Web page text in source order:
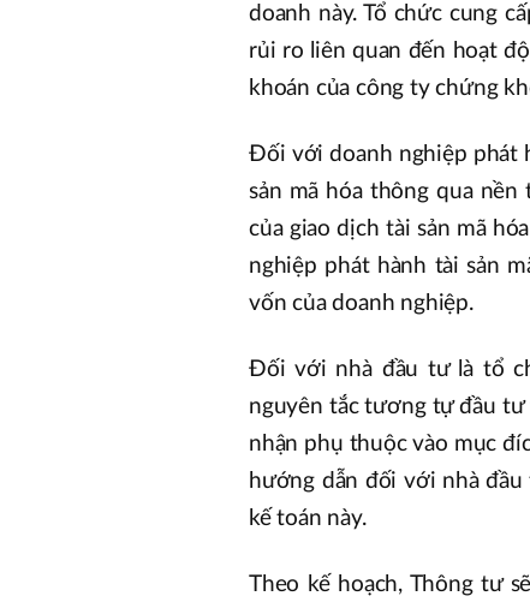
doanh này. Tổ chức cung
rủi ro liên quan đến hoạt
khoán của công ty chứng
Đối với doanh nghiệp phát
sản mã hóa thông qua nền
của giao dịch tài sản mã
nghiệp phát hành tài sản
vốn của doanh nghiệp.
Đối với nhà đầu tư là tổ
nguyên tắc tương tự đầu tư
nhận phụ thuộc vào mục
hướng dẫn đối với nhà
kế toán này.
Theo kế hoạch, Thông tư